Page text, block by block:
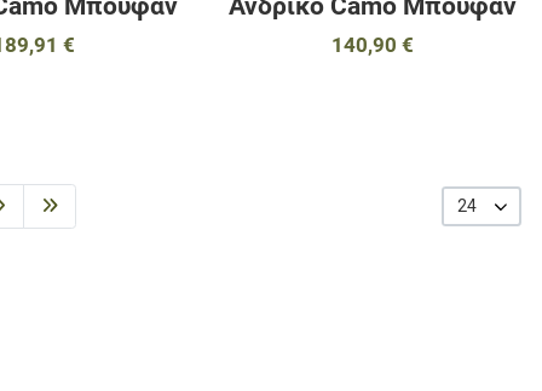
Μπουφάν
€
Ανδρικό Camo Μπουφάν
140,90 €
24